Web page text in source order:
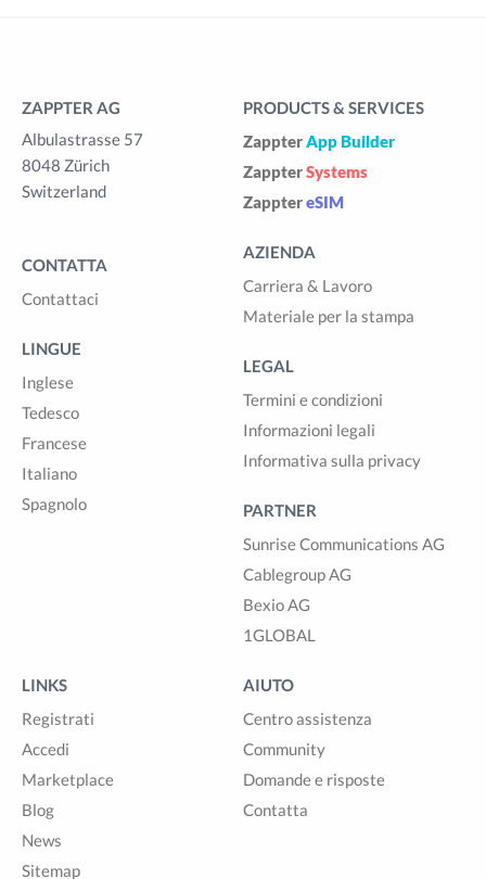
ZAPPTER AG
Albulastrasse 57
8048 Zürich
Switzerland
CONTATTA
Contattaci
LINGUE
Inglese
Tedesco
Francese
Italiano
Spagnolo
PRODUCTS & SERVICES
ZappterApp Builder
ZappterSystems
ZapptereSIM
AZIENDA
Carriera & Lavoro
Materiale per la stampa
LEGAL
Termini e condizioni
Informazioni legali
Informativa sulla privacy
PARTNER
Sunrise Communications AG
Cablegroup AG
Bexio AG
1GLOBAL
LINKS
Registrati
Accedi
Marketplace
Blog
News
Sitemap
AIUTO
Centro assistenza
Community
Domande e risposte
Contatta